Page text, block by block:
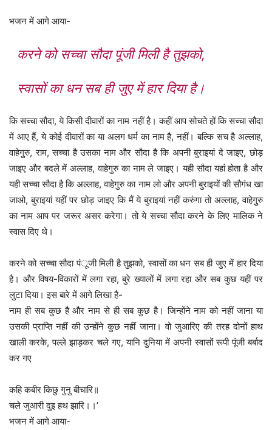
भजन में आगे आया-
करने को सच्चा सौदा पूंजी मिली है तुझको,
स्वासों का धन सब ही जुए में हार दिया है।
कि सच्चा सौदा, ये किसी दीवारों का नाम नहीं है। कहीं आप सोचते हों कि सच्चा सौदा
में आए हैं, ये कोई दीवारों का या अलग धर्म का नाम है, नहीं। बल्कि सच है अल्लाह,
वाहेगुुरु, राम, सच्चा है उसका नाम और सौदा है कि अपनी बुराइयां दे जाइए, छोड़
जाइए और बदले में अल्लाह, वाहेगुरु का नाम ले जाइए। यही सौदा यहां होता है और
यही सच्चा सौदा है कि अल्लाह, वाहेगुरु का नाम लो और अपनी बुराइयों की सौगंध खा
जाओ, बुराइयां यहीं पर छोड़ जाइए कि मैं ये बुराइयां नहीं करुंगा तो अल्लाह, वाहेगुुरु
का नाम आप पर जरूर असर करेगा। तो ये सच्चा सौदा करने के लिए मालिक ने
स्वास दिए थे।
करने को सच्चा सौदा पंूजी मिली है तुझको, स्वासों का धन सब ही जुए में हार दिया
है। और विषय-विकारों में लगा रहा, बुरे ख्यालों में लगा रहा और सब कुछ यहीं पर
लुटा दिया। इस बारे में आगे लिखा है-
नाम ही सब कुछ है और नाम से ही सब कुछ है। जिन्होंने नाम को नहीं जाना या
उसकी प्राप्ति नहीं की उन्होंने कुछ नहीं जाना। वो जुआरिए की तरह दोनों हाथ
खाली करके, पल्ले झाड़कर चले गए, यानि दुनिया में अपनी स्वासों रूपी पूंजी बर्बाद
कर गए
कहि कबीर किछु गुनु बीचारि॥
चले जुआरी दुइ हथ झारि।।’
भजन में आगे आया-